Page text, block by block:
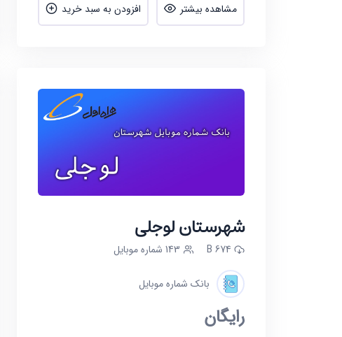
مشاهده بیشتر افزودن به سبد خرید
شهرستان لوجلی
674 B 143 شماره موبایل
بانک شماره موبایل
رایگان